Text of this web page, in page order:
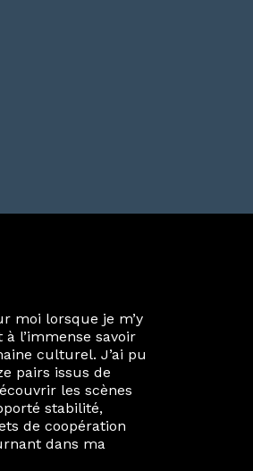
dans les
sein du Diplôme
inattendu que
classe. En
sur des projets
Lumpur, Langkawi,
de curatrice
et les